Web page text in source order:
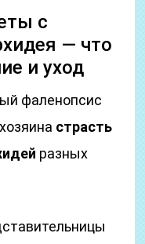
с
— что
и уход
фаленопсис
страсть
разных